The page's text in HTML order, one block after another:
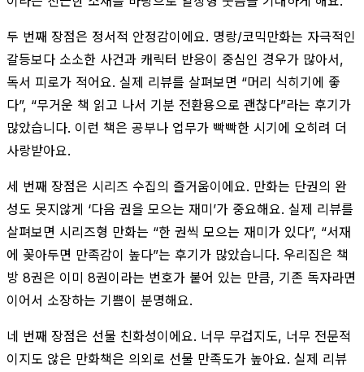
두 번째 장점은 정서적 안정감이에요. 명랑/코믹만화는 자극적인
갈등보다 소소한 사건과 캐릭터 반응이 중심인 경우가 많아서,
독서 피로가 적어요. 실제 리뷰를 살펴보면 “머리 식히기에 좋
다”, “무거운 책 읽고 나서 기분 전환용으로 괜찮다”라는 후기가
많았습니다. 이런 책은 공부나 업무가 빡빡한 시기에 오히려 더
사랑받아요.
세 번째 장점은 시리즈 수집의 즐거움이에요. 만화는 단권의 완
성도 못지않게 ‘다음 권을 모으는 재미’가 중요해요. 실제 리뷰를
살펴보면 시리즈형 만화는 “한 권씩 모으는 재미가 있다”, “서재
에 꽂아두면 만족감이 높다”는 후기가 많았습니다. 우리집은 책
방 8권은 이미 8권이라는 번호가 붙어 있는 만큼, 기존 독자라면
이어서 소장하는 기쁨이 분명해요.
네 번째 장점은 선물 친화성이에요. 너무 무겁지도, 너무 전문적
이지도 않은 만화책은 의외로 선물 만족도가 높아요. 실제 리뷰